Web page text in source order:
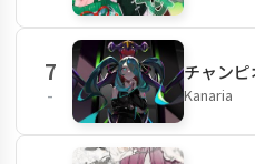
7
-
チャン
Kanaria